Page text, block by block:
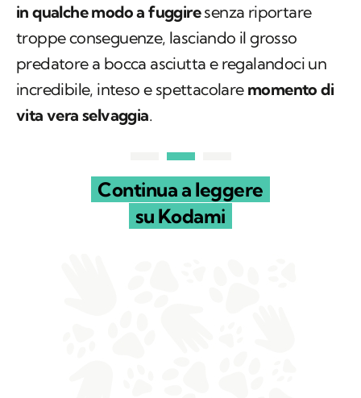
in qualche modo a fuggiresenza riportare
troppe conseguenze, lasciando il grosso
predatore a bocca asciutta e regalandoci un
incredibile, inteso e spettacolare momento di
vita vera selvaggia.
Continua a leggere
su Kodami